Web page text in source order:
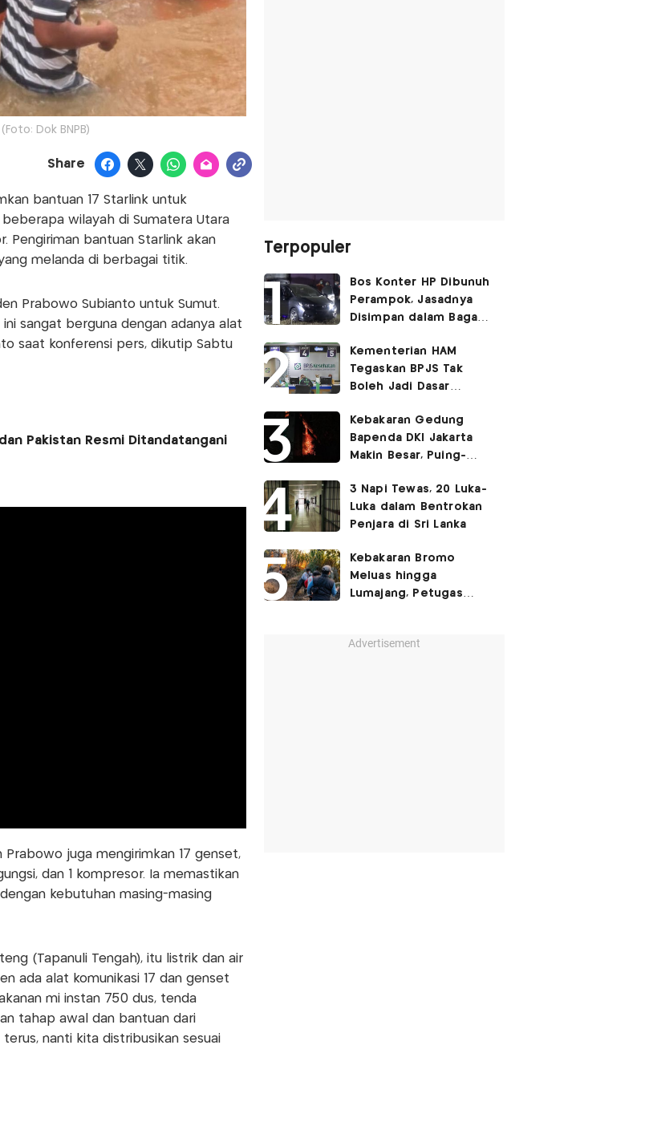
Dok BNPB)
Share
bantuan 17 Starlink untuk
wilayah di Sumatera Utara
Pengiriman bantuan Starlink akan
melanda di berbagai titik.
Prabowo Subianto untuk Sumut.
ini sangat berguna dengan adanya alat
saat konferensi pers, dikutip Sabtu
Pakistan Resmi Ditandatangani
Prabowo juga mengirimkan 17 genset,
dan 1 kompresor. Ia memastikan
kebutuhan masing-masing
(Tapanuli Tengah), itu listrik dan air
ada alat komunikasi 17 dan genset
mi instan 750 dus, tenda
tahap awal dan bantuan dari
nanti kita distribusikan sesuai
Terpopuler
Bos Konter HP Dibunuh
Perampok, Jasadnya
Disimpan dalam Bagasi
Kementerian HAM
Tegaskan BPJS Tak
Boleh Jadi Dasar
Layanan Kesehatan
Kebakaran Gedung
Bapenda DKI Jakarta
Makin Besar, Puing-
3 Napi Tewas, 20 Luka-
Luka dalam Bentrokan
Penjara di Sri Lanka
Kebakaran Bromo
Meluas hingga
Lumajang, Petugas
Advertisement